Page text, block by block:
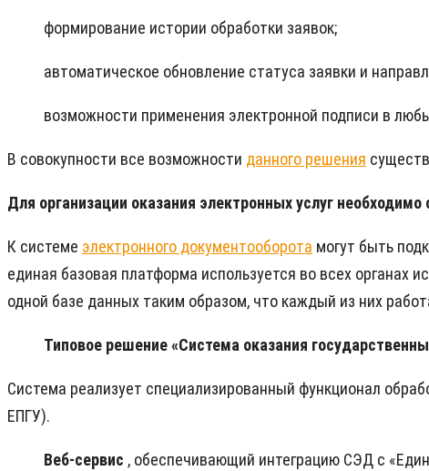
формирование истории обработки заявок;
автоматическое обновление статуса заявки и
возможности применения электронной подписи в
В совокупности все возможности данного решения
Для организации оказания электронных услуг
К системе электронного документооборота могут быть
единая базовая платформа используется во всех органах
одной базе данных таким образом, что каждый из них
Типовое решение «Система оказания
Система реализует специализированный функционал
ЕПГУ).
Веб-сервис , обеспечивающий интеграцию СЭД с